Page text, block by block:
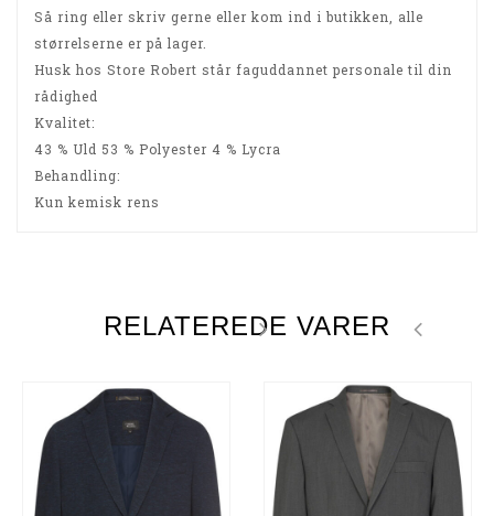
Så ring eller skriv gerne eller kom ind i butikken, alle
størrelserne er på lager.
Husk hos Store Robert står faguddannet personale til din
rådighed
Kvalitet:
43 % Uld 53 % Polyester 4 % Lycra
Behandling:
Kun kemisk rens
RELATEREDE VARER